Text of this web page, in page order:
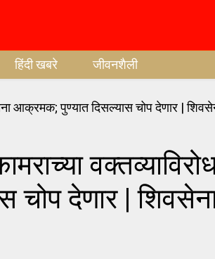
हिंदी खबरे जीवनशैली
चोप देणार |